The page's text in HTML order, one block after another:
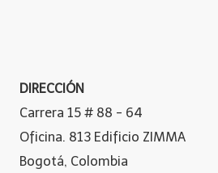
DIRECCIÓN
Carrera 15 # 88 - 64
Oficina. 813 Edificio ZIMMA
Bogotá, Colombia